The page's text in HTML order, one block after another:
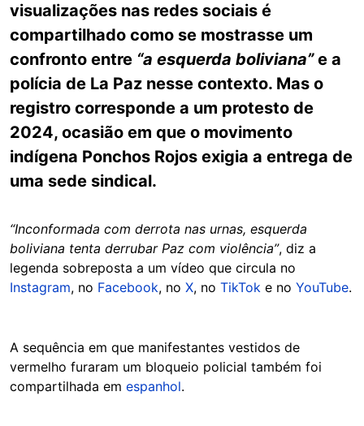
visualizações nas redes sociais é
compartilhado como se mostrasse um
confronto entre “a esquerda boliviana”e a
polícia de La Paz nesse contexto. Mas o
registro corresponde a um protesto de
2024, ocasião em que o movimento
indígena Ponchos Rojos exigia a entrega de
uma sede sindical.
“Inconformada com derrota nas urnas, esquerda
boliviana tenta derrubar Paz com violência”, diz a
legenda sobreposta a um vídeo que circula no
Instagram, no Facebook, no X, no TikTok e no YouTube.
A sequência em que manifestantes vestidos de
vermelho furaram um bloqueio policial também foi
compartilhada em espanhol.